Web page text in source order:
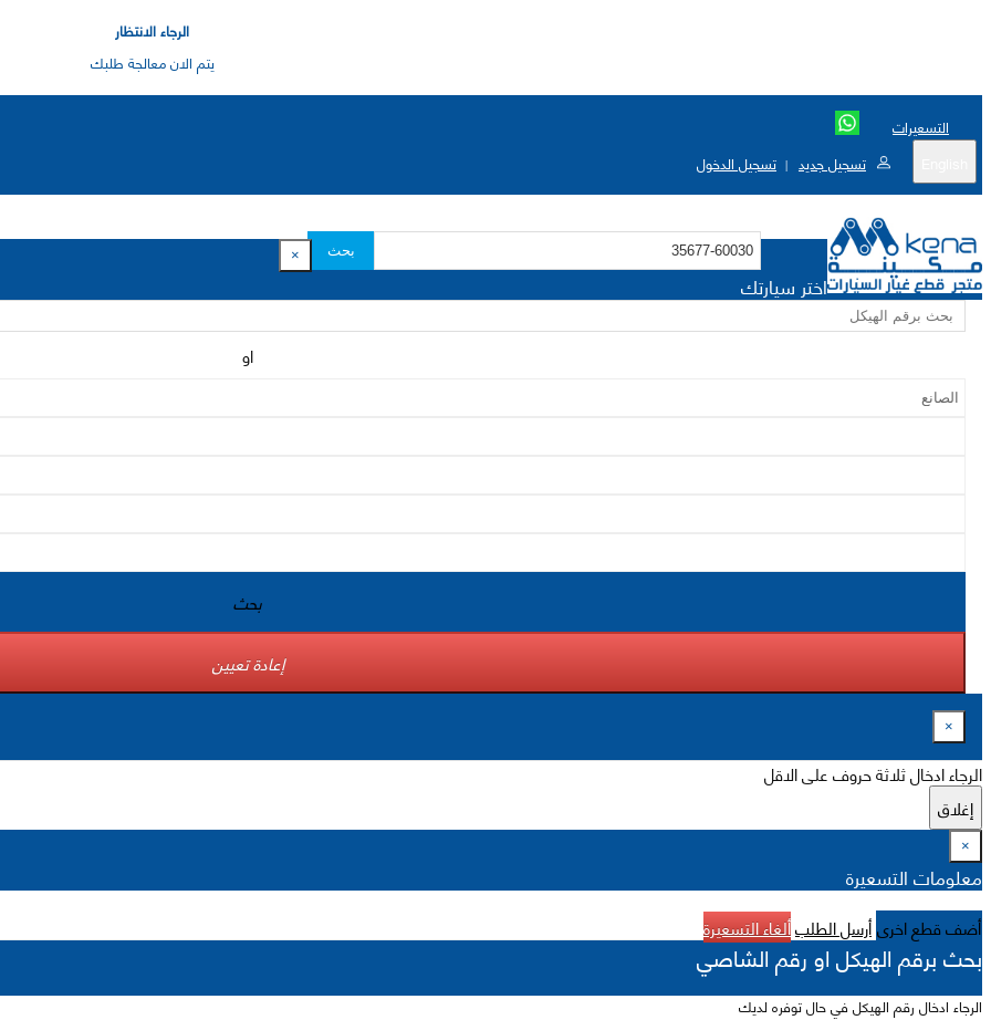
الرجاء الانتظار
يتم الان معالجة طلبك
التسعيرات
تسجيل جديد | تسجيل الدخول
بحث ×
اختر سيارتك
او
بحث
إعادة تعيين
×
الرجاء ادخال ثلاثة حروف على الاقل
إغلاق
×
معلومات التسعيرة
أضف قطع اخرىأرسل الطلبألغاء التسعيرة
بحث برقم الهيكل او رقم الشاصي
الرجاء ادخال رقم الهيكل في حال توفره لديك